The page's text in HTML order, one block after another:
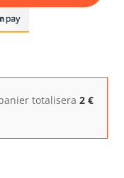
totalisera 2 €